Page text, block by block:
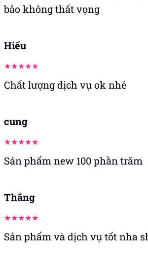
bảo không thất vọng
Hiếu
Chất lượng dịch vụ ok nhé
cung
Sản phẩm new 100 phần trăm
Thắng
Sản phẩm và dịch vụ tốt nha